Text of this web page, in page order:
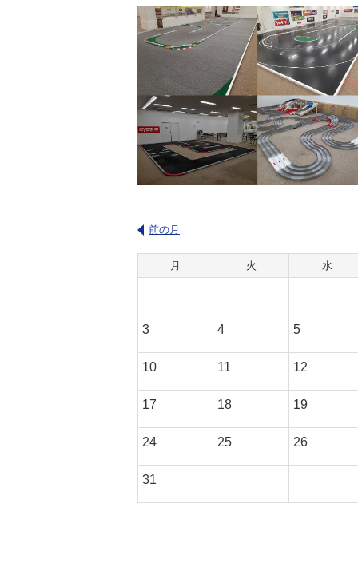
前の月
月 火 水
3 4 5
10 11 12
17 18 19
24 25 26
31